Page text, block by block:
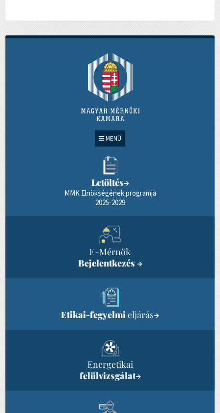
MENÜ
Letöltés→
MMK Elnökségének programja
2025-2029
E-Mérnök
Bejelentkezés →
Etikai-fegyelmi eljárás→
Energetikai
felülvizsgálat→